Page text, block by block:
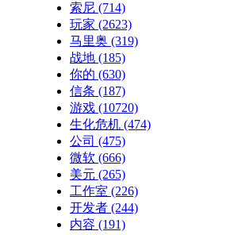
索尼 (714)
玩家 (2623)
马里奥 (319)
战地 (185)
你的 (630)
信条 (187)
游戏 (10720)
生化危机 (474)
公司 (475)
微软 (666)
美元 (265)
工作室 (226)
开发者 (244)
内容 (191)